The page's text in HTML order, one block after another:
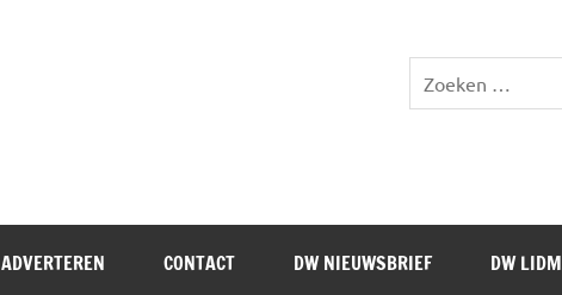
Drogistenweekblad DW
ADVERTEREN CONTACT DW NIEUWSBRIEF DW